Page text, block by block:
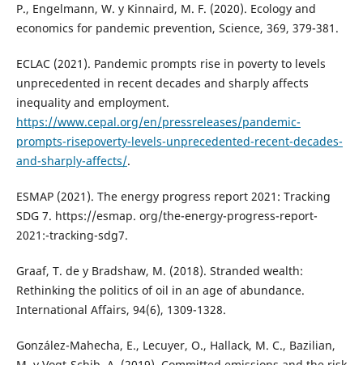
P., Engelmann, W. y Kinnaird, M. F. (2020). Ecology and
economics for pandemic prevention, Science, 369, 379-381.
ECLAC (2021). Pandemic prompts rise in poverty to levels
unprecedented in recent decades and sharply affects
inequality and employment.
https://www.cepal.org/en/pressreleases/pandemic-
prompts-risepoverty-levels-unprecedented-recent-decades-
and-sharply-affects/.
ESMAP (2021). The energy progress report 2021: Tracking
SDG 7. https://esmap. org/the-energy-progress-report-
2021:-tracking-sdg7.
Graaf, T. de y Bradshaw, M. (2018). Stranded wealth:
Rethinking the politics of oil in an age of abundance.
International Affairs, 94(6), 1309-1328.
González-Mahecha, E., Lecuyer, O., Hallack, M. C., Bazilian,